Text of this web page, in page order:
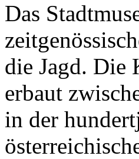
Das
die Jagd. Die
erbaut
in der